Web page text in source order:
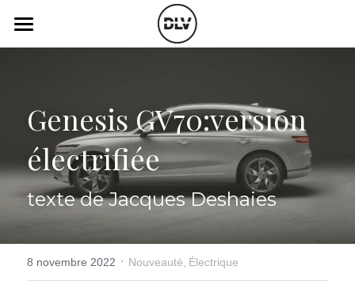
Électrique
Histoire de chars
Art Automobile
Podcast
Radio FM
Télé RDS
Genesis GV70:version
électrifiée
texte de Jacques Deshaies
8 novembre 2022 · Nouveauté, Électrique
LES CATÉGORIES DE LA BOUTIQUE